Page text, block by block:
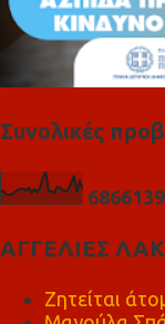
Συνολικές
6866139
ΑΓΓΕΛΙΕΣ
Ζητείται